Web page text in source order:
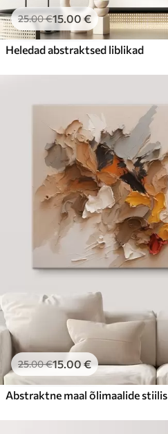
25.00€15.00 €
Heledad abstraktsed liblikad
25.00€15.00€
Abstraktne maal õlimaalide stiilis